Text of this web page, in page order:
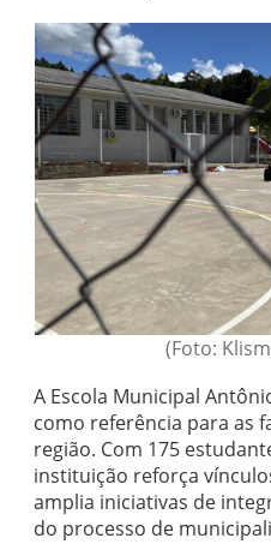
(Foto:
A Escola Municipal
como referência para as
região. Com 175
instituição reforça
amplia iniciativas de
do processo de